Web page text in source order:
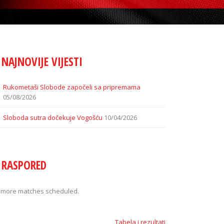
NAJNOVIJE VIJESTI
Rukometaši Slobode započeli sa pripremama
05/08/2026
Sloboda sutra dočekuje Vogošću 10/04/2026
RASPORED
matches scheduled.
Tabela i rezultati